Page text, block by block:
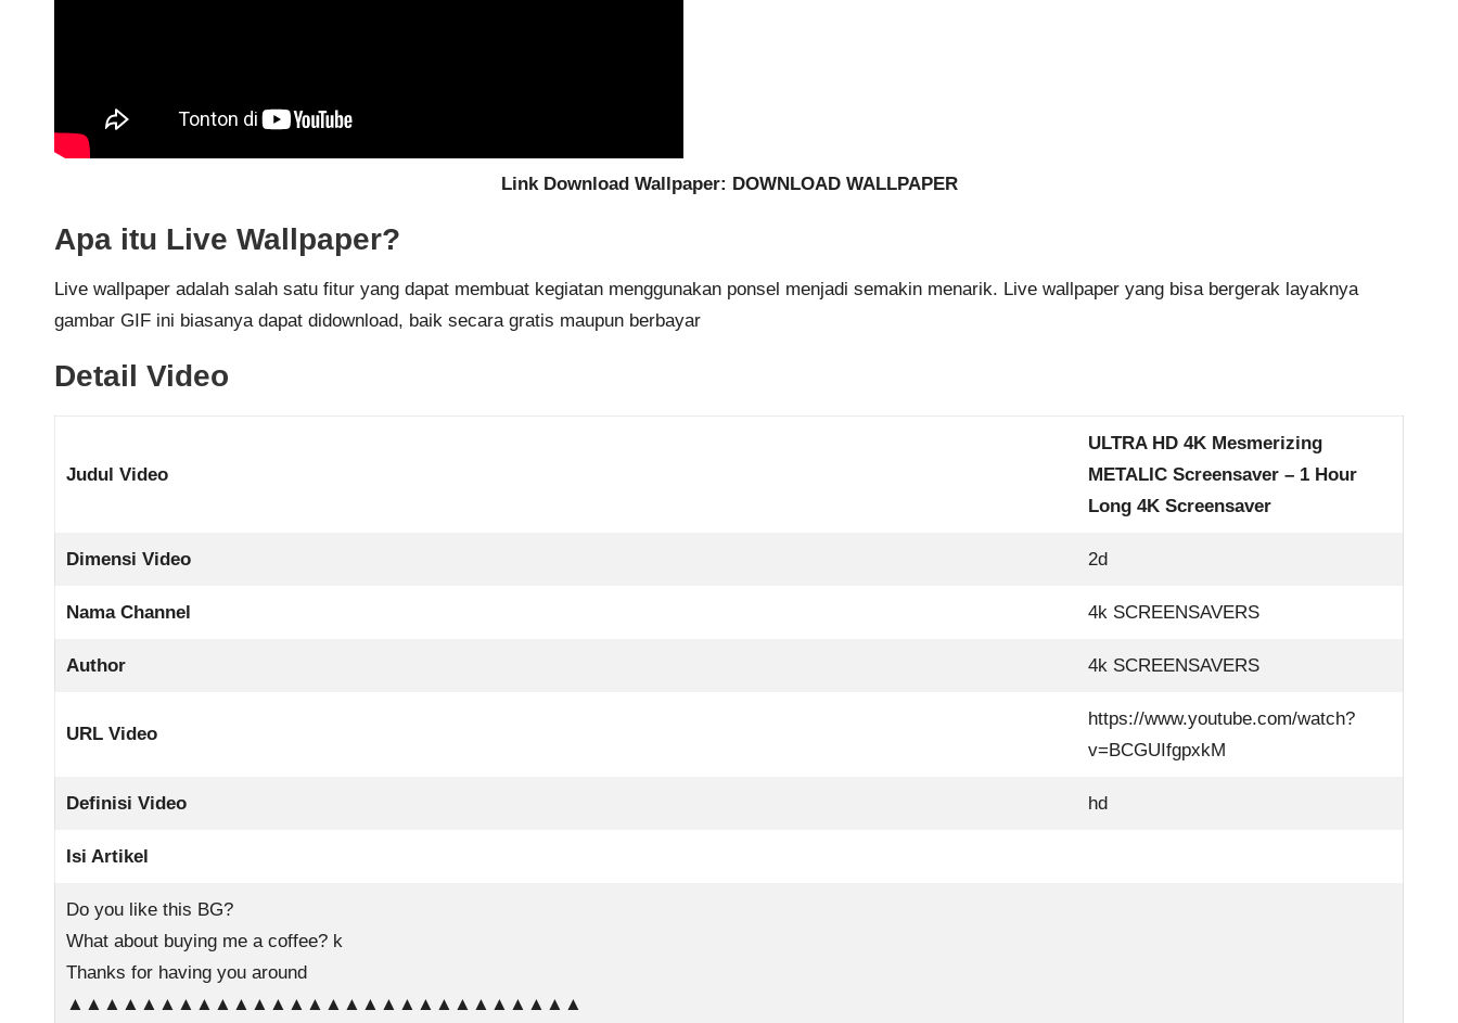
Link Download Wallpaper: DOWNLOAD WALLPAPER
Apa itu Live Wallpaper?
Live wallpaper adalah salah satu fitur yang dapat membuat kegiatan menggunakan ponsel menjadi semakin menarik. Live wallpaper yang bisa bergerak layaknya
gambar GIF ini biasanya dapat didownload, baik secara gratis maupun berbayar
Detail Video
Judul Video
ULTRA HD 4K Mesmerizing
METALIC Screensaver – 1 Hour
Long 4K Screensaver
Dimensi Video 2d
Nama Channel 4k SCREENSAVERS
Author 4k SCREENSAVERS
URL Video
https://www.youtube.com/watch?
v=BCGUIfgpxkM
Definisi Video hd
Isi Artikel
Do you like this BG?
What about buying me a coffee? k
Thanks for having you around
▲▲▲▲▲▲▲▲▲▲▲▲▲▲▲▲▲▲▲▲▲▲▲▲▲▲▲▲